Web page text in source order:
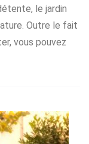
le jardin
Outre le fait
vous pouvez